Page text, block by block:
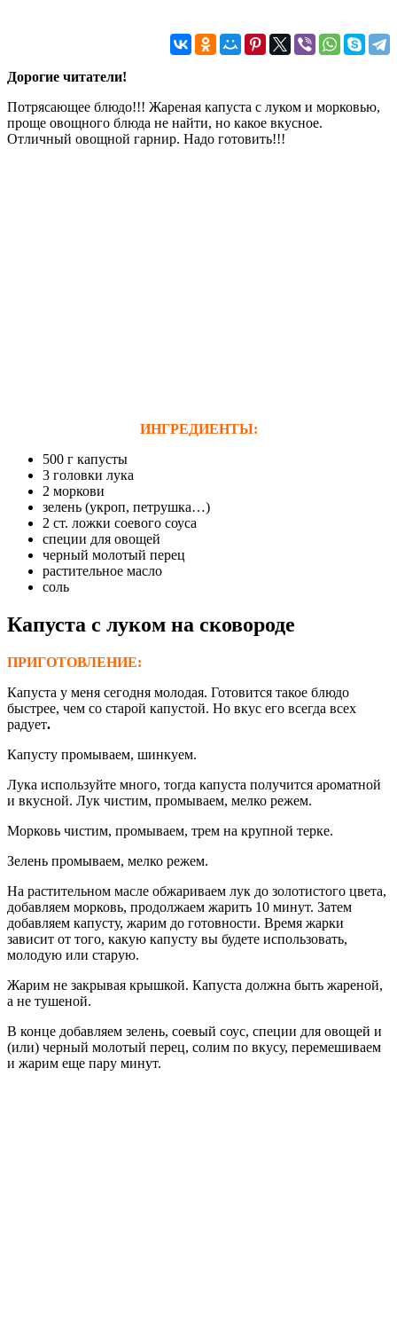
Дорогие читатели!
Потрясающее блюдо!!! Жареная капуста с луком и морковью,
проще овощного блюда не найти, но какое вкусное.
Отличный овощной гарнир. Надо готовить!!!
ИНГРЕДИЕНТЫ:
500 г капусты
3 головки лука
2 моркови
зелень (укроп, петрушка…)
2 ст. ложки соевого соуса
специи для овощей
черный молотый перец
растительное масло
соль
Капуста с луком на сковороде
ПРИГОТОВЛЕНИЕ:
Капуста у меня сегодня молодая. Готовится такое блюдо
быстрее, чем со старой капустой. Но вкус его всегда всех
радует.
Капусту промываем, шинкуем.
Лука используйте много, тогда капуста получится ароматной
и вкусной. Лук чистим, промываем, мелко режем.
Морковь чистим, промываем, трем на крупной терке.
Зелень промываем, мелко режем.
На растительном масле обжариваем лук до золотистого цвета,
добавляем морковь, продолжаем жарить 10 минут. Затем
добавляем капусту, жарим до готовности. Время жарки
зависит от того, какую капусту вы будете использовать,
молодую или старую.
Жарим не закрывая крышкой. Капуста должна быть жареной,
а не тушеной.
В конце добавляем зелень, соевый соус, специи для овощей и
(или) черный молотый перец, солим по вкусу, перемешиваем
и жарим еще пару минут.